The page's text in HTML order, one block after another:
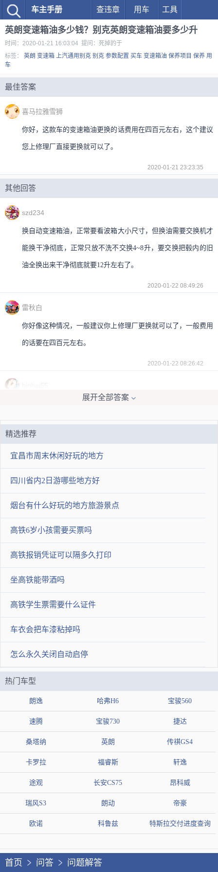
车主手册 查违章 用车 工具
英朗变速箱油多少钱？别克英朗变速箱油要多少升
时间：2020-01-21 16:03:04 提问：死掉的于
标签： 英朗 变速箱 上汽通用别克 别克 参数配置 买车 变速箱油 保养项目 保养 用
车
最佳答案
喜马拉雅雪狮
你好，这款车的变速箱油更换的话费用在四百元左右，这个建议
您上修理厂直接更换就可以了。
2020-01-21 23:23:35
其他回答
szd234
换自动变速箱油，正常要看波箱大小尺寸，但换油需要交换机才
能换干净彻底，正常只放不洗不交换4~8升，要交换把毂内的旧
油全换出来干净彻底就要12升左右了。
2020-01-22 08:49:26
雷秋白
你好像这种情况，一般建议你上修理厂更换就可以了，一般费用
的话要在四百元左右。
2020-01-22 08:26:42
次。
尛尛尛小
2020-01-22 04:51:53
ralphdunn
你好，这款车更换变速箱油的话，费用一般在四百元左右，这个
建议你上修理厂直接更换。
对你爱不完520
工时费150 工加料346
坚强的小鸟8750
修理厂直接更换就可以了。
2020-01-22 12:54:19
我有更好答案 我要提问
提交答案
展开全部答案
精选推荐
宜昌市周末休闲好玩的地方
四川省内2日游哪些地方好
烟台有什么好玩的地方旅游景点
高铁6岁小孩需要买票吗
高铁报销凭证可以隔多久打印
坐高铁能带酒吗
高铁学生票需要什么证件
车衣会把车漆粘掉吗
怎么永久关闭自动启停
热门车型
朗逸 哈弗H6 宝骏560
速腾 宝骏730 捷达
桑塔纳 英朗 传祺GS4
卡罗拉 福睿斯 轩逸
途观 长安CS75 昂科威
瑞风S3 朗动 帝豪
欧诺 科鲁兹 特斯拉交付进度查询
首页 问答 问题解答